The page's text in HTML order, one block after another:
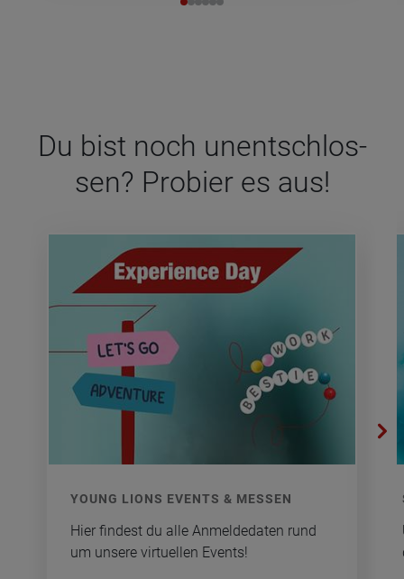
Du bist noch unent­schlos­
sen? Pro­bier es aus!
YOUNG LIONS EVENTS & MES­SEN
Hier fin­dest du alle An­mel­de­da­ten rund
um un­se­re vir­tu­el­len Events!